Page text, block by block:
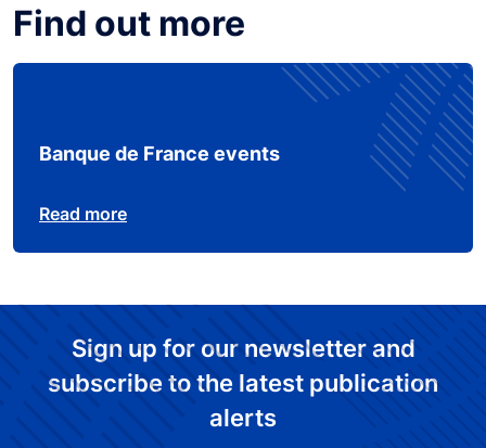
Find out more
Banque de France events
Read more
Sign up for our newsletter and
subscribe to the latest publication
alerts